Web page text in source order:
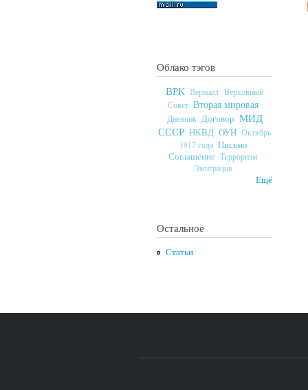
Облако тэгов
ВРК Вермахт Верховный
Совет Вторая мировая
Дневник Договор МИД
СССР НКВД ОУН Октябрь
1917 года Письмо
Соглашение Терроризм
Эмиграция
Ещё
Остальное
Статьи